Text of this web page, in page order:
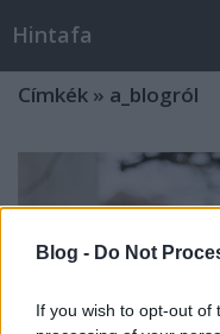
Blog - Do Not
If you wish to opt-out of
Hintafa
Címkék » a_blogról